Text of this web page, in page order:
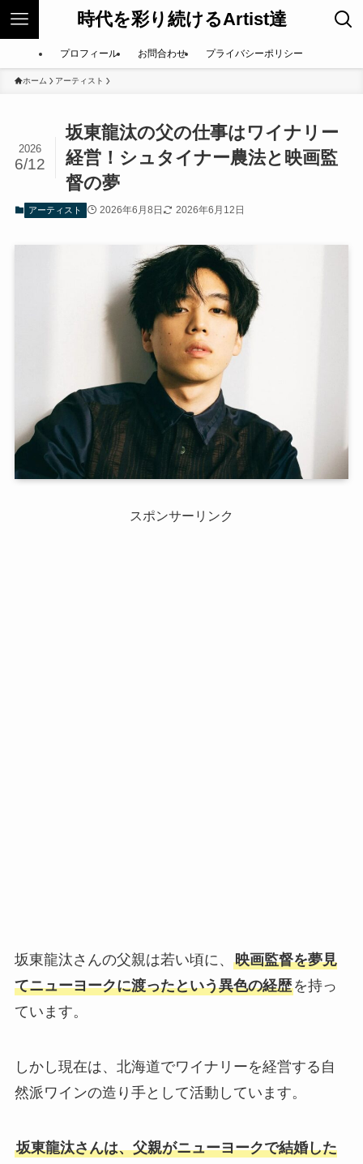
時代を彩り続けるArtist達
プロフィール お問合わせ プライバシーポリシー
ホーム アーティスト
坂東龍汰の父の仕事はワイナリー
経営！シュタイナー農法と映画監
督の夢
2026
6/12
アーティスト 2026年6月8日 2026年6月12日
スポンサーリンク
坂東龍汰さんの父親は若い頃に、 映画監督を夢見
てニューヨークに渡ったという異色の経歴を持っ
ています。
しかし現在は、北海道でワイナリーを経営する自
然派ワインの造り手として活動しています。
坂東龍汰さんは、父親がニューヨークで結婚した